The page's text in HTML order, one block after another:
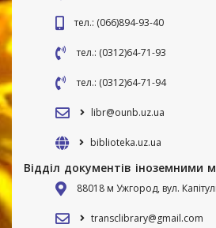
тел.: (066)894-93-40
тел.: (0312)64-71-93
тел.: (0312)64-71-94
libr@ounb.uz.ua
biblioteka.uz.ua
Відділ документів іноземними
88018 м Ужгород, вул.
transclibrary@gmail.com